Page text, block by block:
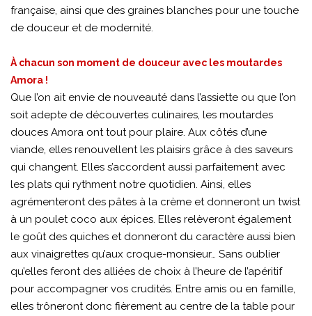
française, ainsi que des graines blanches pour une touche
de douceur et de modernité.
À chacun son moment de douceur avec les moutardes
Amora !
Que l’on ait envie de nouveauté dans l’assiette ou que l’on
soit adepte de découvertes culinaires, les moutardes
douces Amora ont tout pour plaire. Aux côtés d’une
viande, elles renouvellent les plaisirs grâce à des saveurs
qui changent. Elles s’accordent aussi parfaitement avec
les plats qui rythment notre quotidien. Ainsi, elles
agrémenteront des pâtes à la crème et donneront un twist
à un poulet coco aux épices. Elles relèveront également
le goût des quiches et donneront du caractère aussi bien
aux vinaigrettes qu’aux croque-monsieur… Sans oublier
qu’elles feront des alliées de choix à l’heure de l’apéritif
pour accompagner vos crudités. Entre amis ou en famille,
elles trôneront donc fièrement au centre de la table pour